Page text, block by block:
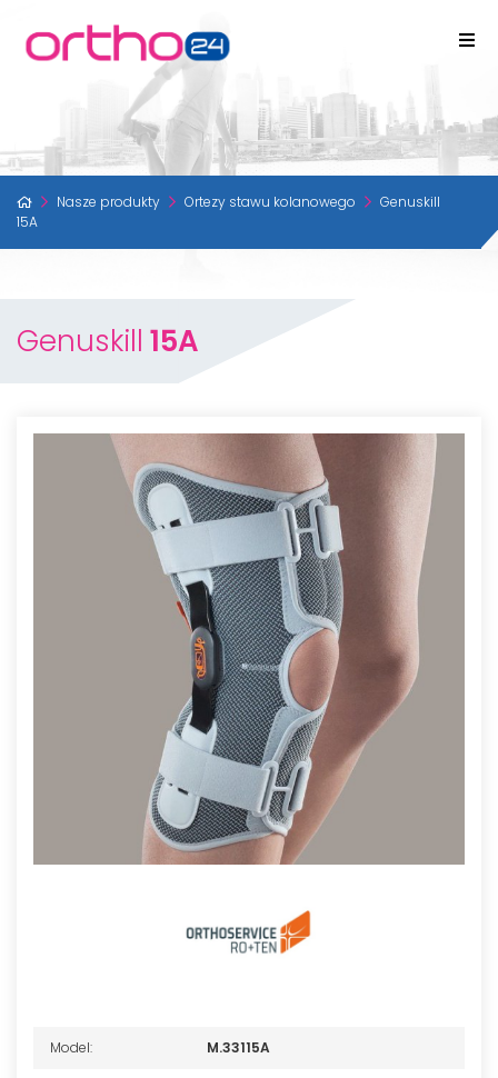
Nasze produkty Ortezy stawu kolanowego
Genuskill
15A
Genuskill 15A
Model: M.33115A